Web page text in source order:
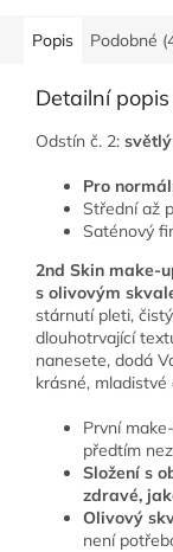
Popis Podobné
Detailní
Odstín č. 2:
Pro
Střední až
Saténový
2nd Skin make-
s olivovým
stárnutí pleti,
dlouhotrvající
nanesete, dodá
krásné,
První
předtím
Složení s
zdravé,
Olivový
není